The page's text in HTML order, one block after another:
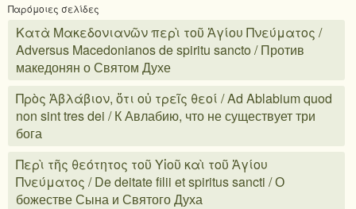
Παρόμοιες σελίδες
Κατὰ Μακεδονιανῶν περὶ τοῦ Ἁγίου Πνεύματος /
Adversus Macedonianos de spiritu sancto / Против
македонян о Святом Духе
Πρὸς Ἀβλάβιον, ὅτι οὐ τρεῖς θεοί / Ad Ablabium quod
non sint tres dei / К Авлабию, что не существует три
бога
Περὶ τῆς θεότητος τοῦ Υἱοῦ καὶ τοῦ Ἁγίου
Πνεύματος / De deitate filii et spiritus sancti / О
божестве Сына и Святого Духа